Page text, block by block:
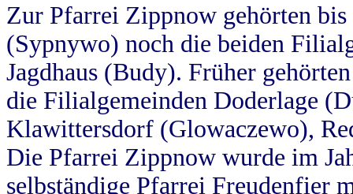
Zur Pfarrei Zippnow gehörten
(Sypnywo) noch die beiden
Jagdhaus (Budy). Früher
die Filialgemeinden Doderlage
Klawittersdorf (Glowaczewo),
Die Pfarrei Zippnow wurde im
selbständige Pfarrei Freudenfier